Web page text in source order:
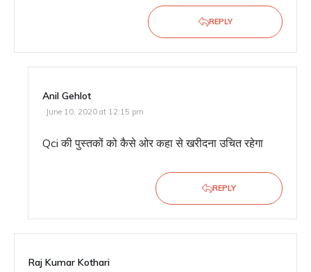
REPLY
Anil Gehlot
June 10, 2020 at 12:15 pm
Qci की पुस्तकों को कैसे ओर कहा से खरीदना उचित रहेगा
REPLY
Raj Kumar Kothari